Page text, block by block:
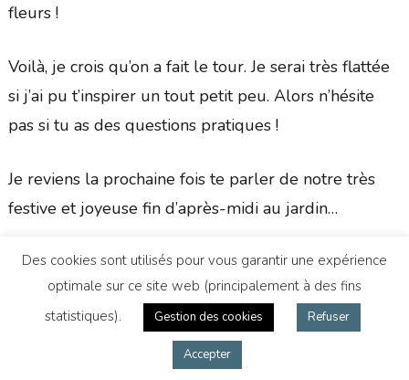
fleurs !
Voilà, je crois qu’on a fait le tour. Je serai très flattée
si j’ai pu t’inspirer un tout petit peu. Alors n’hésite
pas si tu as des questions pratiques !
Je reviens la prochaine fois te parler de notre très
festive et joyeuse fin d’après-midi au jardin…
Et toi, tu as fait ta décoration toi-même ? Tu
l’imagines comment la décoration de ta salle ? Tu as
aussi deux espaces à décorer ? Raconte !
Des cookies sont utilisés pour vous garantir une expérience
optimale sur ce site web (principalement à des fins
statistiques).
Gestion des cookies Refuser
Accepter